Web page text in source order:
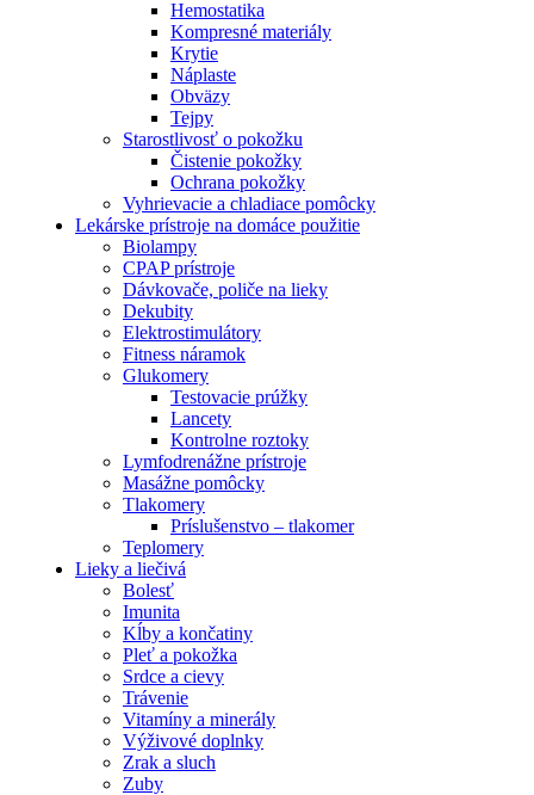
Hemostatika
Kompresné materiály
Krytie
Náplaste
Obväzy
Tejpy
Starostlivosť o pokožku
Čistenie pokožky
Ochrana pokožky
Vyhrievacie a chladiace pomôcky
Lekárske prístroje na domáce použitie
Biolampy
CPAP prístroje
Dávkovače, poliče na lieky
Dekubity
Elektrostimulátory
Fitness náramok
Glukomery
Testovacie prúžky
Lancety
Kontrolne roztoky
Lymfodrenážne prístroje
Masážne pomôcky
Tlakomery
Príslušenstvo – tlakomer
Teplomery
Lieky a liečivá
Bolesť
Imunita
Kĺby a končatiny
Pleť a pokožka
Srdce a cievy
Trávenie
Vitamíny a minerály
Výživové doplnky
Zrak a sluch
Zuby